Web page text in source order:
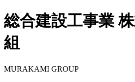
総合建設工事業
組
MURAKAMI GROUP